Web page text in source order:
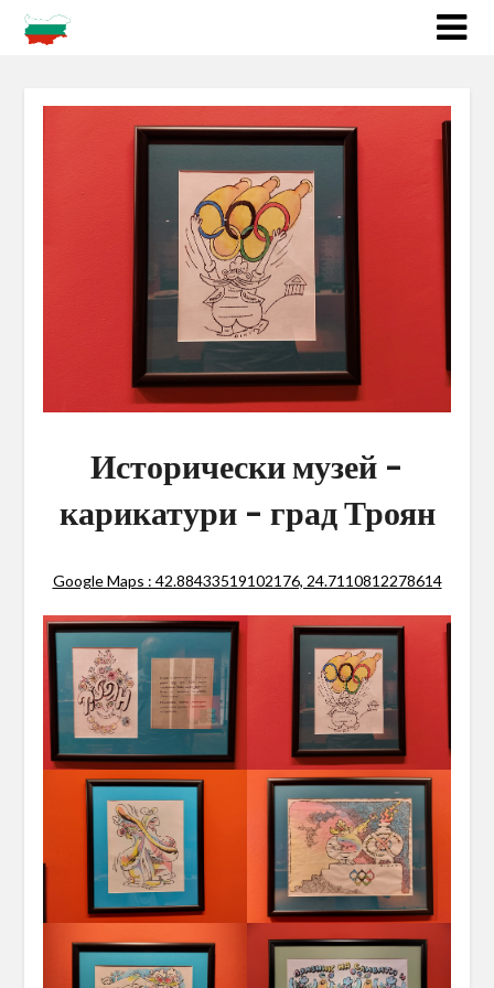
Исторически музей –
карикатури – град Троян
Google Maps : 42.88433519102176, 24.7110812278614